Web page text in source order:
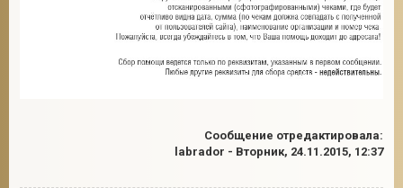
Сообщение отредактировала:
labrador - Вторник, 24.11.2015, 12:37